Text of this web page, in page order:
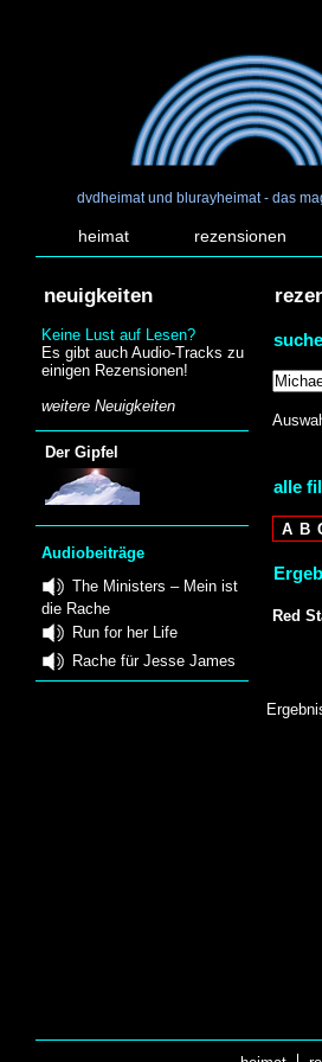
dvdheimat und blurayheimat - das
heimat rezensionen
neuigkeiten
Keine Lust auf Lesen?
Es gibt auch Audio-Tracks zu
einigen Rezensionen!
weitere Neuigkeiten
Der Gipfel
Audiobeiträge
The Ministers – Mein ist
die Rache
Run for her Life
Rache für Jesse James
suche
alle
A B
Red